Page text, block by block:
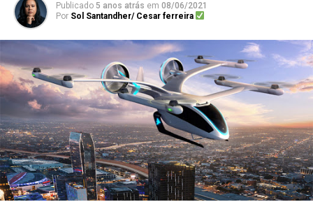
Publicado 5 anos atrás em 08/06/2021
Por Sol Santandher/ Cesar ferreira